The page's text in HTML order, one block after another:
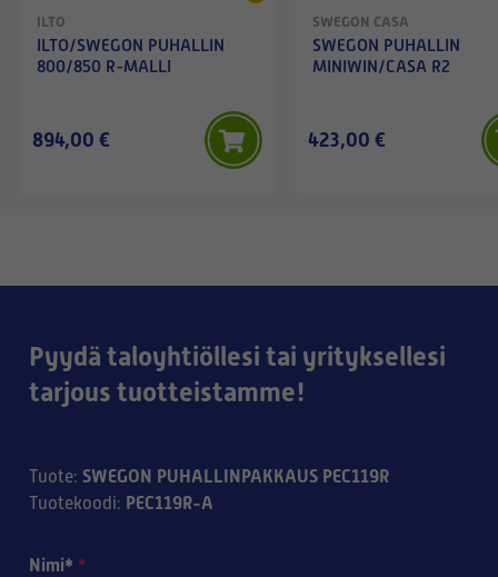
ILTO
ILTO/SWEGON PUHALLIN
800/850 R-MALLI
894,00 €
SWEGON CASA
SWEGON PUHALLIN
MINIWIN/CASA R2
423,00 €
Pyydä taloyhtiöllesi tai yrityksellesi
tarjous tuotteistamme!
Tuote: SWEGON PUHALLINPAKKAUS PEC119R
Tuotekoodi: PEC119R-A
Nimi* *